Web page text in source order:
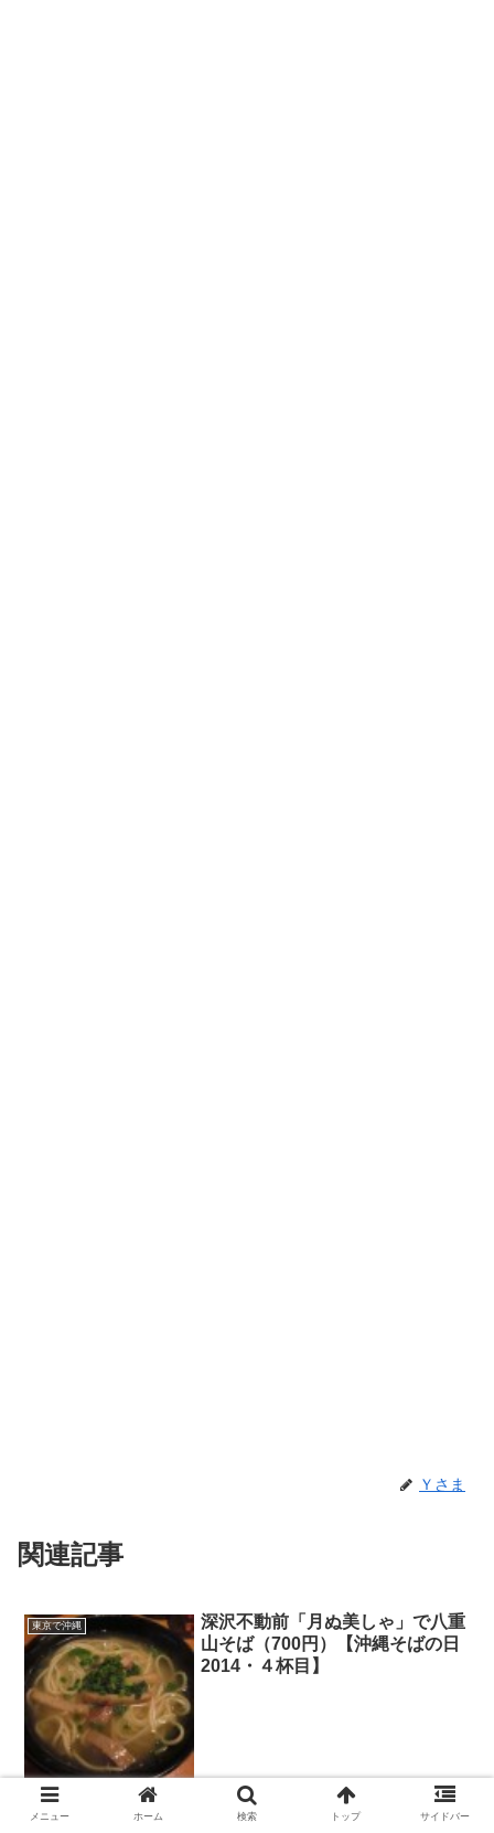
Ｙさま
関連記事
東京で沖縄
深沢不動前「月ぬ美しゃ」で八重
山そば（700円）【沖縄そばの日
2014・４杯目】
Ｙさま（@ysb_freeman）です。 2014年の 「沖縄そばの日」を 迎え
るにあたって 勢いで立ててしまった堪能プラン 10月17日「沖縄そば
メニュー ホーム 検索 トップ サイドバー